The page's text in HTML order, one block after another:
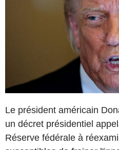
Le président américain
un décret présidentiel
Réserve fédérale à